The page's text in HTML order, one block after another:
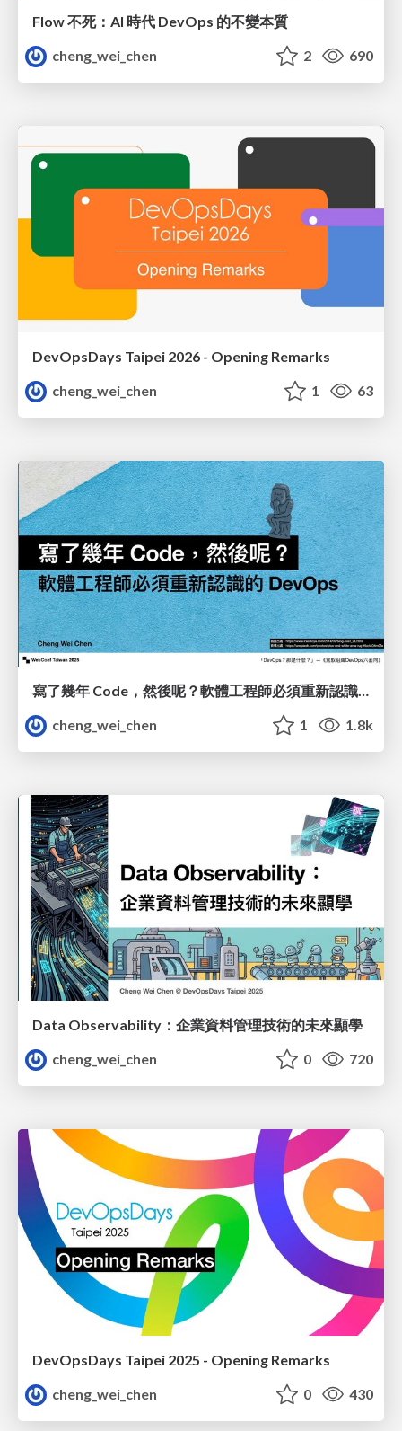
Flow 不死：AI 時代 DevOps 的不變本質
cheng_wei_chen
2 690
DevOpsDays Taipei 2026 - Opening Remarks
cheng_wei_chen
1 63
寫​了​幾年​ Code，​然後​呢？​軟體​工程師​必須重新​認識​的​ DevOps
cheng_wei_chen
1 1.8k
Data Observability：企業資料管理技術的未來顯學
cheng_wei_chen
0 720
DevOpsDays Taipei 2025 - Opening Remarks
cheng_wei_chen
0 430